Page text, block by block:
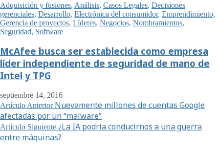
Adquisición y fusiones, Análisis, Casos Legales, Decisiones
gerenciales, Desarrollo, Electrónica del consumidor, Emprendimiento,
Gerencia de proyectos, Líderes, Negocios, Nombramientos,
Seguridad, Software
McAfee busca ser establecida como empresa
líder independiente de seguridad de mano de
Intel y TPG
septiembre 14, 2016
Artículo Anterior Nuevamente millones de cuentas Google
afectadas por un “malware”
Artículo Siguiente ¿La IA podría conducirnos a una guerra
entre máquinas?